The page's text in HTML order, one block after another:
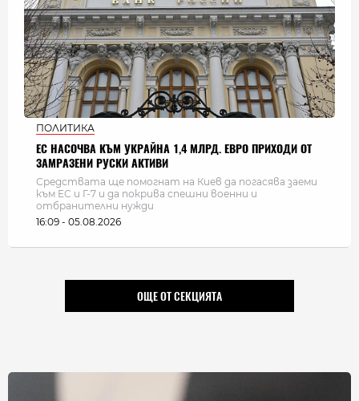
ПОЛИТИКА
ЕС НАСОЧВА КЪМ УКРАЙНА 1,4 МЛРД. ЕВРО ПРИХОДИ ОТ
ЗАМРАЗЕНИ РУСКИ АКТИВИ
Средствата ще помогнат на Киев да погасява заеми
към ЕС и Г-7 и да покрива спешни военни и
отбранителни нужди
16:09 - 05.08.2026
ОЩЕ ОТ СЕКЦИЯТА